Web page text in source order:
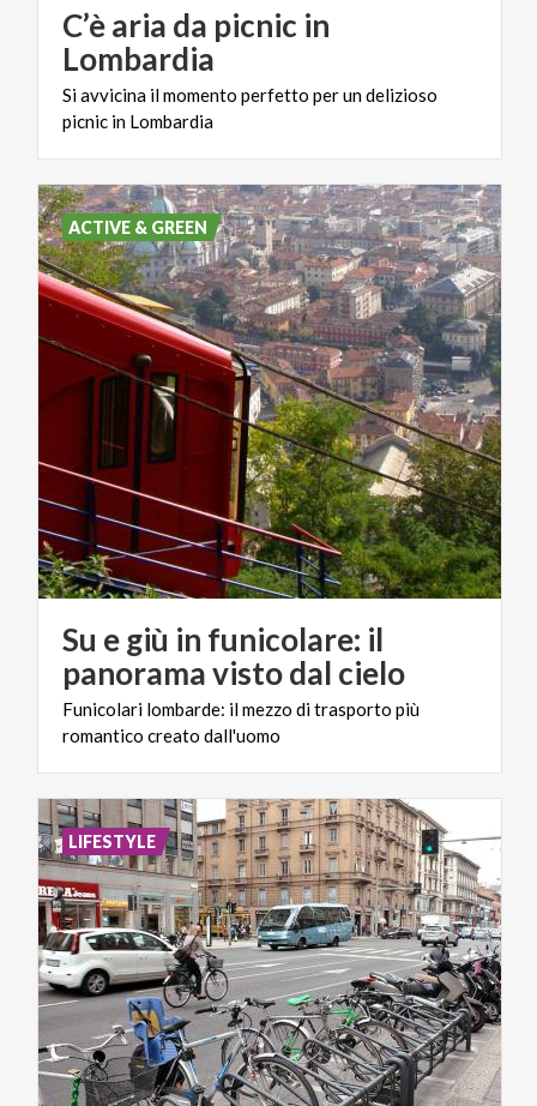
C’è aria da picnic in
Lombardia
Siavvicina ilmomento perfetto perundelizioso
picnic in Lombardia
Su e giù in funicolare: il
panorama visto dal cielo
Funicolari lombarde: ilmezzo ditrasporto più
romantico creato dall'uomo
ACTIVE & GREEN
LIFESTYLE